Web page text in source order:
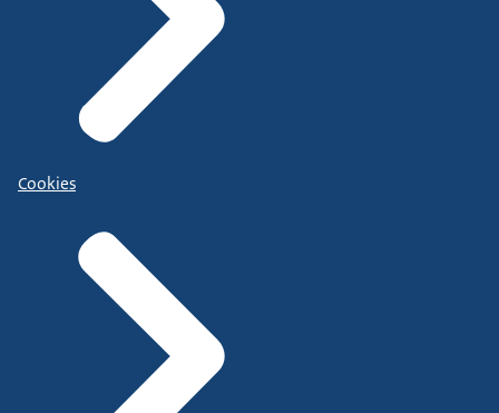
Cookies